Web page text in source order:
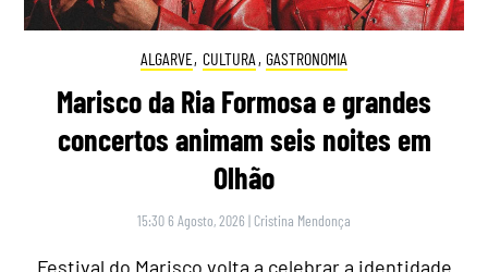
ALGARVE, CULTURA , GASTRONOMIA
Marisco da Ria Formosa e grandes
concertos animam seis noites em
Olhão
15:30 6 Agosto, 2026 | Cristina Mendonça
Festival do Marisco volta a celebrar a identidade